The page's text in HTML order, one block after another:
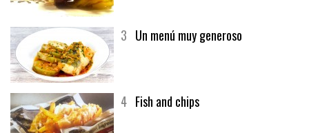
3 Un menú muy generoso
4 Fish and chips